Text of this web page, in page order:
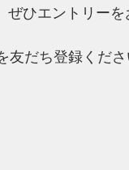
ひエントリーを
友だち登録くだ